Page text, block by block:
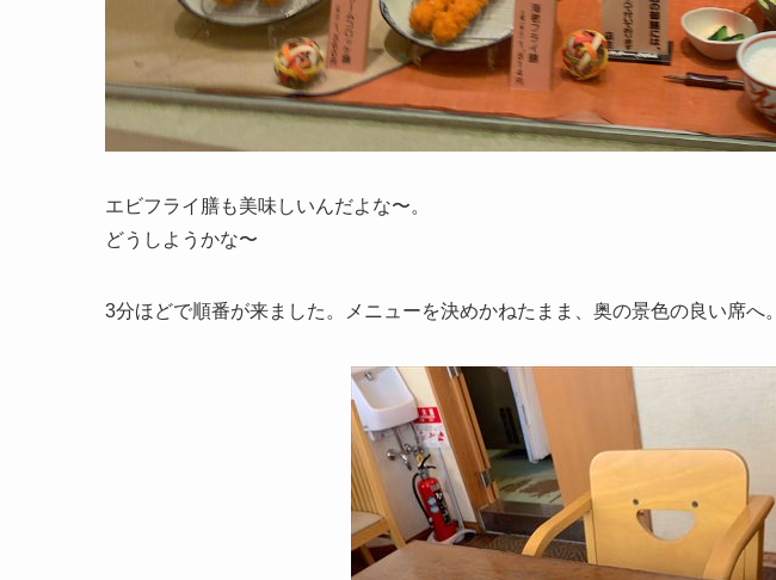
エビフライ膳も美味しいんだよな〜。
どうしようかな〜
3分ほどで順番が来ました。メニューを決めかねたまま、奥の景色の良い席へ。